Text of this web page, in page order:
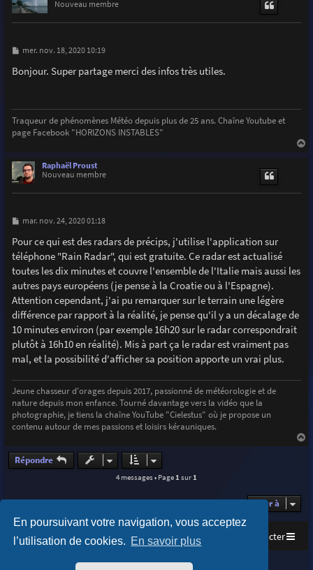
En poursuivant votre navigation, vous acceptez
l’utilisation de cookies. En savoir plus
Nouveau membre
M
s
s
mer. nov. 18, 2020 10:19
Bonjour. Super partage merci des infos très utiles.
Traqueur de phénomènes Météo depuis plus de 25 ans. Chaîne Youtube et
page Facebook "HORIZONS INSTABLES"
Raphaël Proust
Nouveau membre
M
s
s
a
e
mar. nov. 24, 2020 01:18
Pour ce qui est des radars de précips, j'utilise l'application sur
téléphone "Rain Radar", qui est gratuite. Ce radar est actualisé
toutes les dix minutes et couvre l'ensemble de l'Italie mais aussi les
autres pays européens (je pense à la Croatie ou à l'Espagne).
Attention cependant, j'ai pu remarquer sur le terrain une légère
différence par rapport à la réalité, je pense qu'il y a un décalage de
10 minutes environ (par exemple 16h20 sur le radar correspondrait
plutôt à 16h10 en réalité). Mis à part ça le radar est vraiment pas
mal, et la possibilité d'afficher sa position apporte un vrai plus.
Jeune chasseur d'orages depuis 2017, passionné de météorologie et de
nature depuis mon enfance. Tourné davantage vers la vidéo que la
photographie, je tiens la chaîne YouTube "Cielestus" où je propose un
contenu autour de mes passions et loisirs kérauniques.
Répondre
4 messages • Page1sur1
Aller à
Accueil Index du forum Nous contacter
Purplexion style byIan Bradley